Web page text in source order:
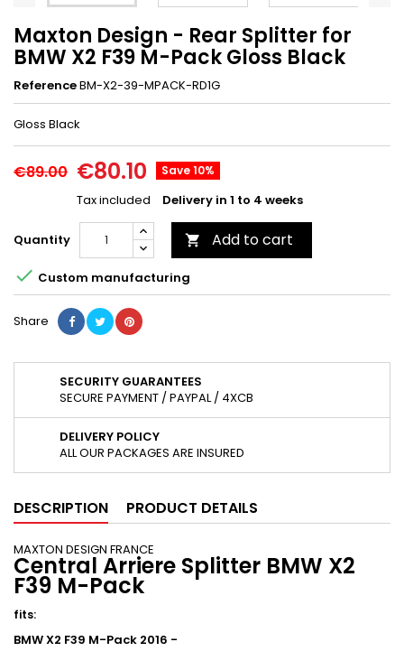
Maxton Design - Rear Splitter for
BMW X2 F39 M-Pack Gloss Black
ReferenceBM-X2-39-MPACK-RD1G
Gloss Black
€89.00 €80.10 Save 10%
Tax included Delivery in 1 to 4 weeks
Quantity  Add to cart
 Custom manufacturing
Share
SECURITY GUARANTEES
SECURE PAYMENT / PAYPAL / 4XCB
DELIVERY POLICY
ALL OUR PACKAGES ARE INSURED
DESCRIPTION PRODUCT DETAILS
MAXTON DESIGN FRANCE
Central Arriere Splitter BMW X2
F39 M-Pack
fits:
BMW X2 F39 M-Pack 2016 -